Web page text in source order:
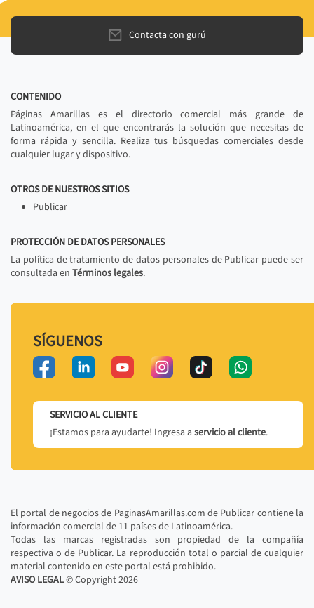
Contacta con gurú
CONTENIDO
Páginas Amarillas es el directorio comercial más grande de
Latinoamérica, en el que encontrarás la solución que necesitas de
forma rápida y sencilla. Realiza tus búsquedas comerciales desde
cualquier lugar y dispositivo.
OTROS DE NUESTROS SITIOS
Publicar
PROTECCIÓN DE DATOS PERSONALES
La política de tratamiento de datos personales de Publicar puede ser
consultada en Términos legales.
SÍGUENOS
SERVICIO AL CLIENTE
¡Estamos para ayudarte! Ingresa a servicio al cliente.
El portal de negocios de PaginasAmarillas.com de Publicar contiene la
información comercial de 11 países de Latinoamérica.
Todas las marcas registradas son propiedad de la compañía
respectiva o de Publicar. La reproducción total o parcial de cualquier
material contenido en este portal está prohibido.
AVISO LEGAL© Copyright2026